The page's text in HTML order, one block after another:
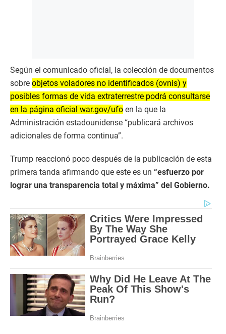
Según el comunicado oficial, la colección de documentos
sobre objetos voladores no identificados (ovnis) y
posibles formas de vida extraterrestre podrá consultarse
en la página oficial war.gov/ufo en la que la
Administración estadounidense “publicará archivos
adicionales de forma continua”.
Trump reaccionó poco después de la publicación de esta
primera tanda afirmando que este es un “esfuerzo por
lograr una transparencia total y máxima” del Gobierno.